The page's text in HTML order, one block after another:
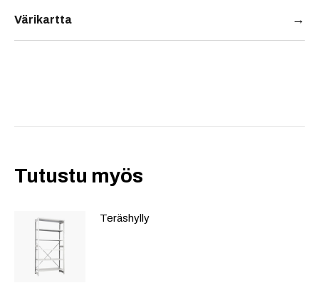
Värikartta →
Tutustu myös
Teräshylly